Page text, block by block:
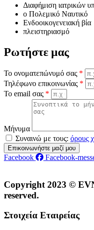
Διαφήμιση ιατρικών
o Πολεμικό Ναυτικό
Ενδοοικογενειακή βία
πλειστηριασμό
Ρωτήστε μας
Το ονοματεπώνυμό σας *
Τηλέφωνο επικοινωνίας *
Το email σας *
Μήνυμα
Συναινώ με τους: όρους
Επικοινωνήστε μαζί μου
Facebook Facebook-
Copyright 2023 ©
reserved.
Στοιχεία Εταιρείας